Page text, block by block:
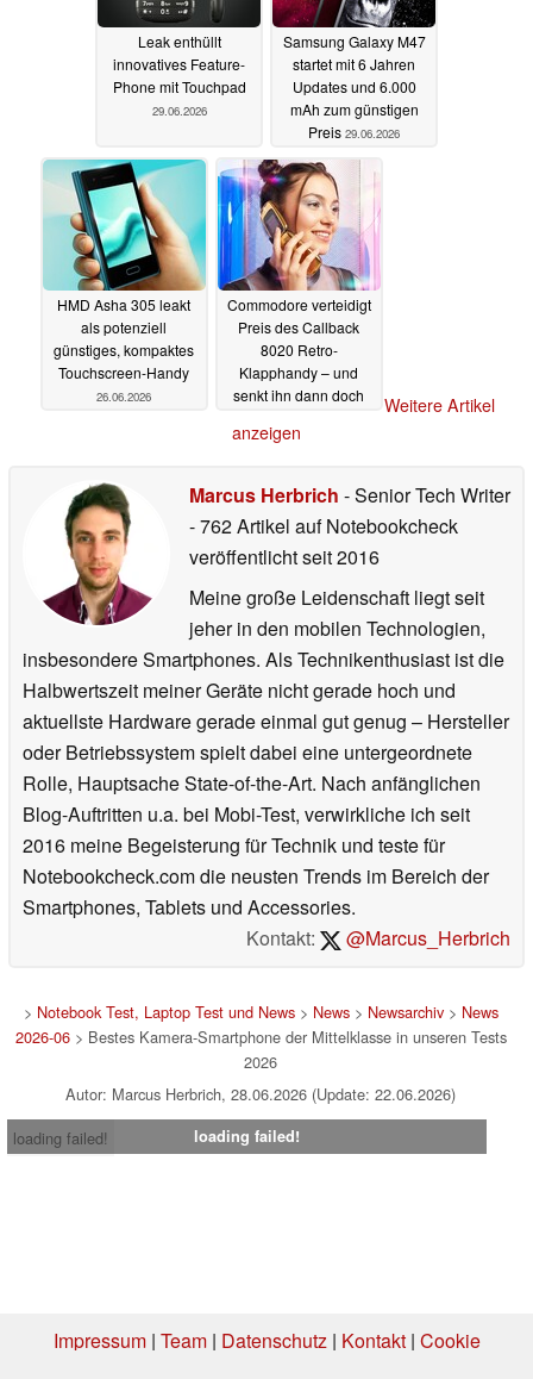
Leak enthüllt
innovatives Feature-
Phone mit Touchpad
29.06.2026
Samsung Galaxy M47
startet mit 6 Jahren
Updates und 6.000
mAh zum günstigen
Preis 29.06.2026
HMD Asha 305 leakt
als potenziell
günstiges, kompaktes
Touchscreen-Handy
26.06.2026
Commodore verteidigt
Preis des Callback
8020 Retro-
Klapphandy – und
senkt ihn dann doch
Weitere Artikel
anzeigen
Marcus Herbrich - Senior Tech Writer
- 762 Artikel auf Notebookcheck
veröffentlichtseit 2016
Meine große Leidenschaft liegt seit
jeher in den mobilen Technologien,
insbesondere Smartphones. Als Technikenthusiast ist die
Halbwertszeit meiner Geräte nicht gerade hoch und
aktuellste Hardware gerade einmal gut genug – Hersteller
oder Betriebssystem spielt dabei eine untergeordnete
Rolle, Hauptsache State-of-the-Art. Nach anfänglichen
Blog-Auftritten u.a. bei Mobi-Test, verwirkliche ich seit
2016 meine Begeisterung für Technik und teste für
Notebookcheck.com die neusten Trends im Bereich der
Smartphones, Tablets und Accessories.
Kontakt:
@Marcus_Herbrich
> Notebook Test, Laptop Test und News> News> Newsarchiv> News
2026-06> Bestes Kamera-Smartphone der Mittelklasse in unseren Tests
2026
Autor: Marcus Herbrich, 28.06.2026 (Update: 22.06.2026)
loading failed!
loading failed!
Impressum| Team| Datenschutz| Kontakt| Cookie